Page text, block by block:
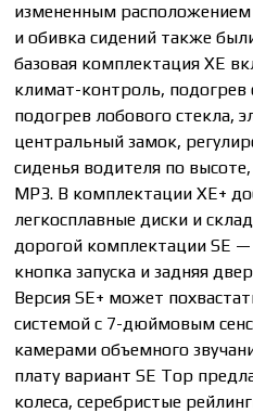
измененным
и обивка сидений также
базовая комплектация XE
климат-контроль, подогрев
подогрев лобового стекла,
центральный замок,
сиденья водителя по
MP3. В комплектации XE+
легкосплавные диски и
дорогой комплектации SE
кнопка запуска и задняя
Версия SE+ может
системой с 7-дюймовым
камерами объемного
плату вариант SE Top
колеса, серебристые